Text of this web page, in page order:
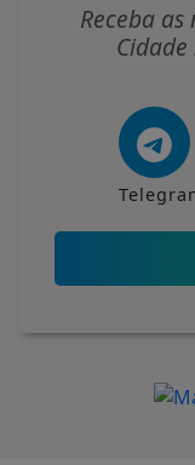
Receba